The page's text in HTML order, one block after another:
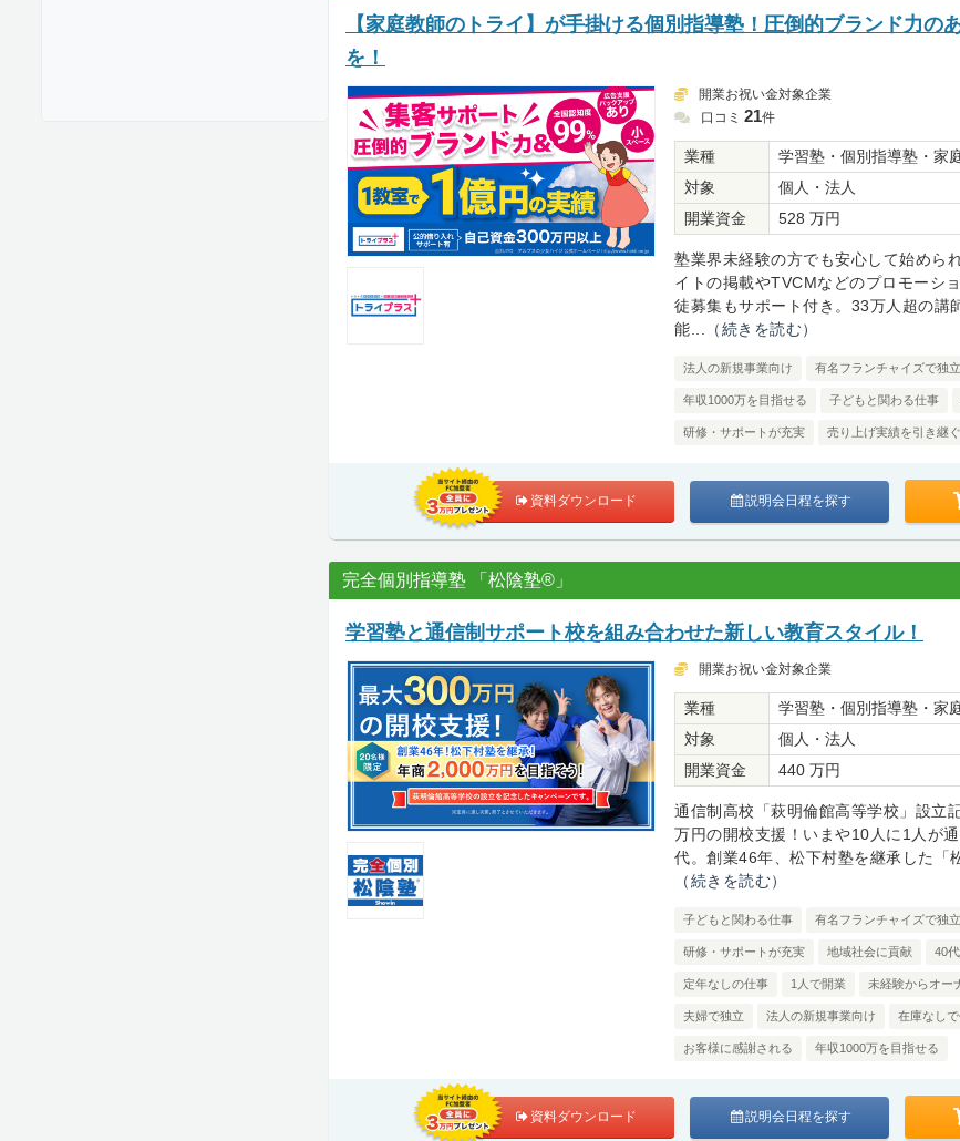
【家庭教師のトライ】が手掛ける個別指導塾！圧倒的ブランド力の
を！
開業お祝い金対象企業
口コミ 21件
業種
学習塾・個別指導塾・家
対象
個人・法人
開業資金
528 万円
塾業界未経験の方でも安心して始めら
イトの掲載やTVCMなどのプロモーシ
徒募集もサポート付き。33万人超の講
能...
（続きを読む）
法人の新規事業向け 有名フランチャイズで独立
年収1000万を目指せる 子どもと関わる仕事
研修・サポートが充実 売り上げ実績を引き継ぐ
資料ダウンロード 説明会日程を探す
完全個別指導塾 「松陰塾®」
学習塾と通信制サポート校を組み合わせた新しい教育スタイル！
開業お祝い金対象企業
業種
学習塾・個別指導塾・家
対象
個人・法人
開業資金
440 万円
通信制高校「萩明倫館高等学校」設立
万円の開校支援！いまや10人に1人が
代。創業46年、松下村塾を継承した「
（続きを読む）
子どもと関わる仕事 有名フランチャイズで独立
研修・サポートが充実 地域社会に貢献 40
定年なしの仕事 1人で開業 未経験からオー
夫婦で独立 法人の新規事業向け 在庫なし
お客様に感謝される 年収1000万を目指せる
資料ダウンロード 説明会日程を探す